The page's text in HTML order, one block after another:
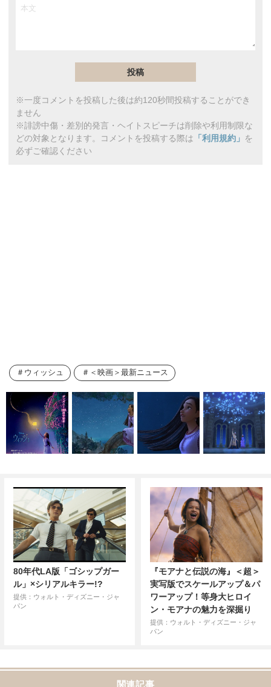
※一度コメントを投稿した後は約120秒間投稿することができ
ません
※誹謗中傷・差別的発言・ヘイトスピーチは削除や利用制限な
どの対象となります。コメントを投稿する際は 「利用規約」 を
必ずご確認ください
ウィッシュ ＜映画＞最新ニュース
80年代LA版「ゴシップガー
ル」×シリアルキラー!?
提供：ウォルト・ディズニー・ジャ
パン
『モアナと伝説の海』＜超＞
実写版でスケールアップ＆パ
ワーアップ！等身大ヒロイ
ン・モアナの魅力を深掘り
提供：ウォルト・ディズニー・ジャ
パン
関連記事